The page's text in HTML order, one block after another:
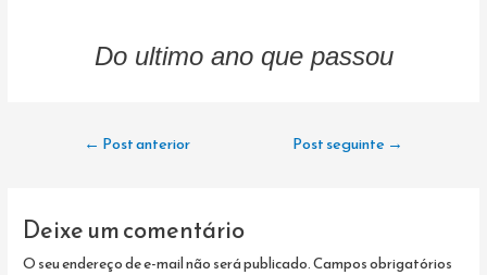
Do ultimo ano que passou
Navegação
← Post anterior Post seguinte →
Deixe um comentário
O seu endereço de e-mail não será publicado.Campos obrigatórios